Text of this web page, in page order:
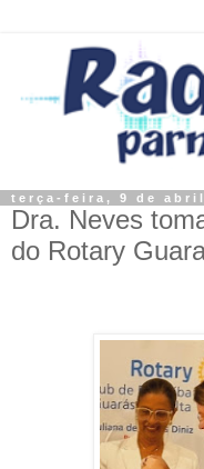
terça-feira, 9 de abril
Dra. Neves
do Rotary